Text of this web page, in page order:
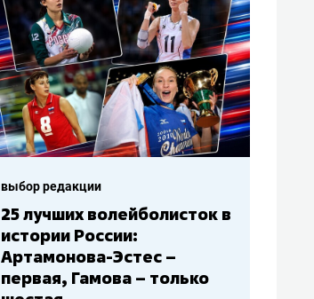
выбор редакции
Бюджеты клубов КХЛ: СКА
– главный мажор, «Ак
Барс» – второй, «Салават
Юлаев» – середняк